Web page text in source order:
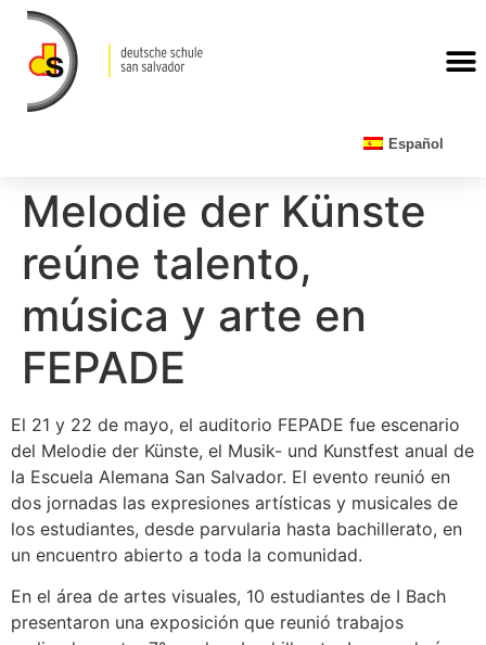
Español
Melodie der Künste
reúne talento,
música y arte en
FEPADE
El 21 y 22 de mayo, el auditorio FEPADE fue escenario
del Melodie der Künste, el Musik- und Kunstfest anual de
la Escuela Alemana San Salvador. El evento reunió en
dos jornadas las expresiones artísticas y musicales de
los estudiantes, desde parvularia hasta bachillerato, en
un encuentro abierto a toda la comunidad.
En el área de artes visuales, 10 estudiantes de I Bach
presentaron una exposición que reunió trabajos